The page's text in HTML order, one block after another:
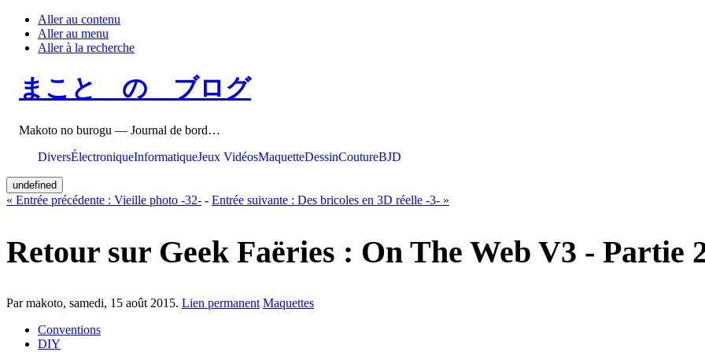
Aller au contenu
Aller au menu
Aller à la recherche
まこと の ブログ
Makoto no burogu — Journal de bord…
DiversÉlectroniqueInformatiqueJeux VidéosMaquetteDessinCoutureBJD
undefined
« Entrée précédente : Vieille photo -32- - Entrée suivante : Des bricoles en 3D réelle -3- »
Retour sur Geek Faëries : On The Web V3 - Partie
Par makoto, samedi, 15 août 2015. Lien permanent Maquettes
Conventions
DIY